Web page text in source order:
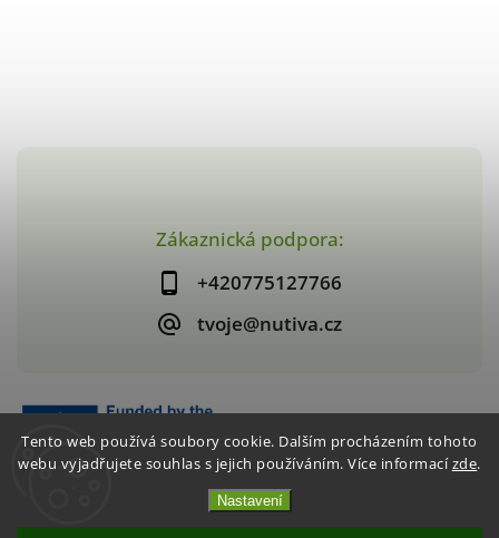
Tento web používá soubory cookie. Dalším procházením tohoto
webu vyjadřujete souhlas s jejich používáním. Více informacízde.
Nastavení
Zákaznická podpora:
+420775127766
tvoje@nutiva.cz
nutiva.cz